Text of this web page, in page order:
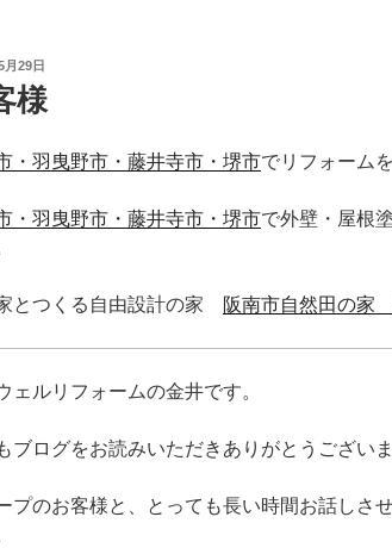
月29日
様
・羽曳野市・藤井寺市・堺市でリフォーム
・羽曳野市・藤井寺市・堺市で外壁・屋根
とつくる自由設計の家 阪南市自然田の家
ェルリフォームの金井です。
ブログをお読みいただきありがとうございま
プのお客様と、とっても長い時間お話しさ